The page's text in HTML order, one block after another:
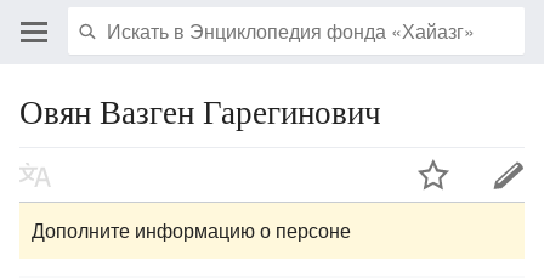
Овян Вазген Гарегинович
Дополните информацию о персоне